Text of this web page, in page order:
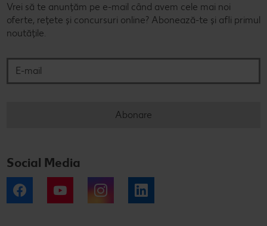
Vrei să te anunțăm pe e-mail când avem cele mai noi
oferte, rețete și concursuri online? Abonează-te și afli primul
noutățile.
Abonare
Social Media
Facebook YouTube Instagram